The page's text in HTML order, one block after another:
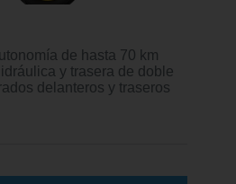
de hasta 70 km
y trasera de doble
delanteros y traseros